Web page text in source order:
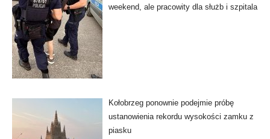
weekend, ale pracowity dla służb i szpitala
Kołobrzeg ponownie podejmie próbę
ustanowienia rekordu wysokości zamku z
piasku